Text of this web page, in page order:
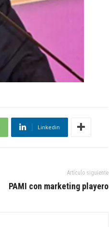
Linkedin
Artículo siguiente
PAMI con marketing playero